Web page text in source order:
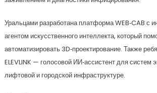
Уральцами разработана платформа WEB‑CAB с
агентом искусственного интеллекта, который
автоматизировать 3D‑проектирование. Также
ELEVLINK — голосовой ИИ‑ассистент для систем
лифтовой и городской инфраструктуре.